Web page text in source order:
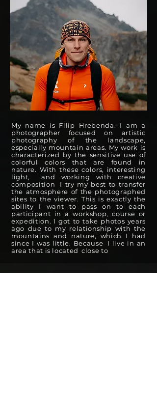
My name is Filip Hrebenda. I am a
photographer focused on artistic
photography of the landscape,
especially mountain areas. My work is
characterized by the sensitive use of
colorful colors that are found in
nature. With these colors, interesting
light,
and working with creative
composition
I try my best to transfer
the atmosphere of the photographed
sites to the viewer. This is exactly the
ability I want to pass on to each
participant in a workshop, course or
expedition. I got to take photos years
ago due to my relationship with the
mountains and nature, which I had
since I was little. Because
I live in an
area that is located close to